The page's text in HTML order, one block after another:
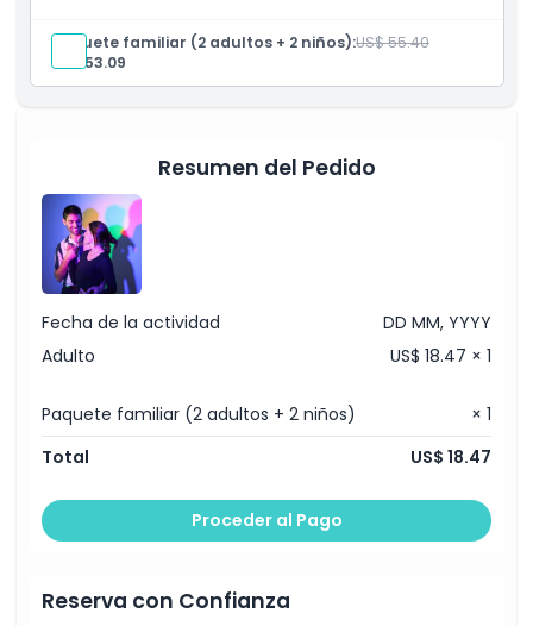
Inclusiones
Entrada a: Museo de las Ilusiones Madrid
Paquete familiar (2 adultos + 2 niños):US$ 55.40
US$ 53.09
Resumen del Pedido
Fecha de la actividad
DD MM, YYYY
Adulto
US$ 18.47 × 1
Paquete familiar (2 adultos + 2 niños)
× 1
Total
US$ 18.47
Proceder al Pago
Reserva con Confianza